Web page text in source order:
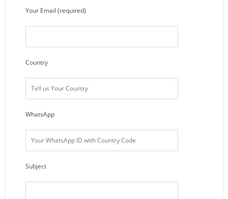
Your Email (required)
Country
WhatsApp
Subject